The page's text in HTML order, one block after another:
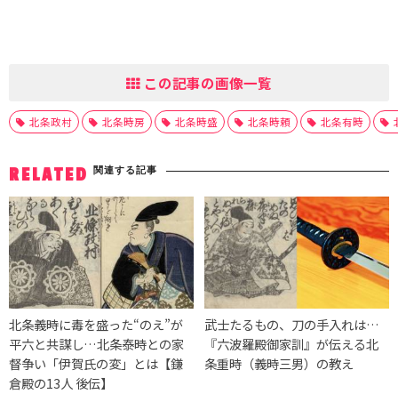
この記事の画像一覧
北条政村 北条時房 北条時盛 北条時頼 北条有時
RELATED 関連する記事
北条義時に毒を盛った“のえ”が
平六と共謀し…北条泰時との家
督争い「伊賀氏の変」とは【鎌
倉殿の13人 後伝】
武士たるもの、刀の手入れは…
『六波羅殿御家訓』が伝える北
条重時（義時三男）の教え